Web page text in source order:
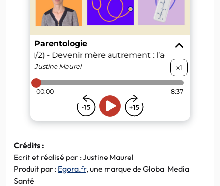
Crédits :
Ecrit et réalisé par : Justine Maurel
Produit par : Egora.fr, une marque de Global Media
Santé